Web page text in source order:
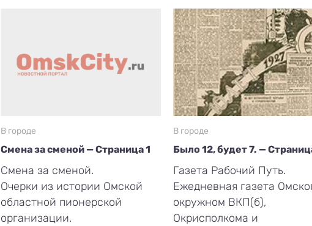
В городе
Смена за сменой — Страница 1
Смена за сменой.
Очерки из истории Омской
областной пионерской
организации.
В городе
Было 12, будет 7. —
Газета Рабочий Путь.
Ежедневная газета
окружном ВКП(б),
Окрисполкома и